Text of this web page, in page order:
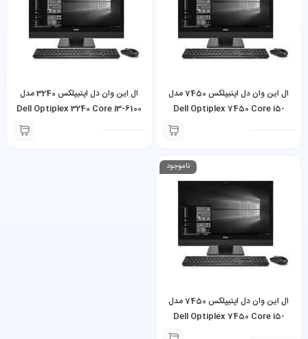
ال این وان دل اپتیپلکس 7450 مدل
Dell Optiplex 7450 Core i5-
6500U 8GB Ram 256GB SSD 24
ال این وان دل اپتیپلکس 3240 مدل
Dell Optiplex 3240 Core i3-6100
8GB Ram 256GB SSD 21.5 inch
ناموجود
ال این وان دل اپتیپلکس 7450 مدل
Dell Optiplex 7450 Core i5-
7500U 8GB Ram 500GB HDD 27